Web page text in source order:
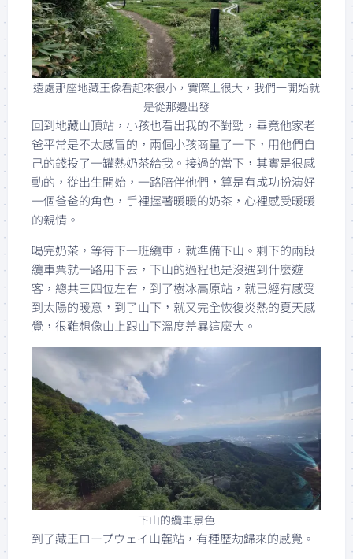
遠處那座地藏王像看起來很小，實際上很大，我們一開始就
是從那邊出發
回到地藏山頂站，小孩也看出我的不對勁，畢竟他家老
爸平常是不太感冒的，兩個小孩商量了一下，用他們自
己的錢投了一罐熱奶茶給我。接過的當下，其實是很感
動的，從出生開始，一路陪伴他們，算是有成功扮演好
一個爸爸的角色，手裡握著暖暖的奶茶，心裡感受暖暖
的親情。
喝完奶茶，等待下一班纜車，就準備下山。剩下的兩段
纜車票就一路用下去，下山的過程也是沒遇到什麼遊
客，總共三四位左右，到了樹冰高原站，就已經有感受
到太陽的暖意，到了山下，就又完全恢復炎熱的夏天感
覺，很難想像山上跟山下溫度差異這麼大。
下山的纜車景色
到了藏王ロープウェイ山麓站，有種歷劫歸來的感覺。